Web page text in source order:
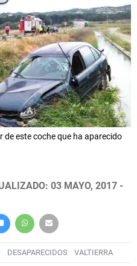
este coche que ha aparecido
03 MAYO, 2017 -
DESAPARECIDOS VALTIERRA